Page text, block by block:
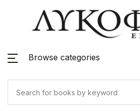
Browse categories